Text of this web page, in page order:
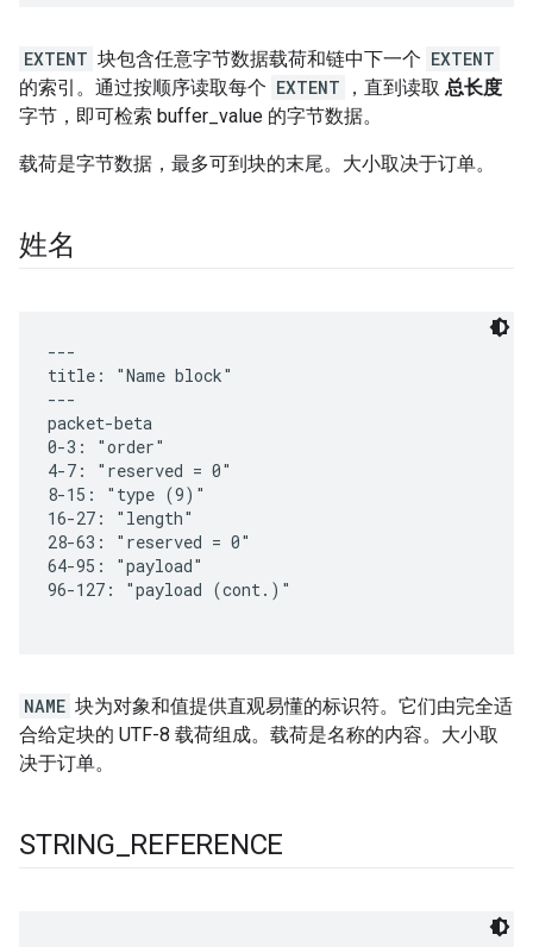
EXTENT 块包含任意字节数据载荷和链中下一个 EXTENT
的索引。通过按顺序读取每个 EXTENT ，直到读取 总长度
字节，即可检索 buffer_value 的字节数据。
载荷是字节数据，最多可到块的末尾。大小取决于订单。
姓名
NAME 块为对象和值提供直观易懂的标识符。它们由完全适
合给定块的 UTF-8 载荷组成。载荷是名称的内容。大小取
决于订单。
STRING REFERENCE